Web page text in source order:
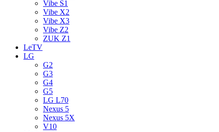
Vibe S1
Vibe X2
Vibe X3
Vibe Z2
ZUK Z1
LeTV
LG
G2
G3
G4
G5
LG L70
Nexus 5
Nexus 5X
V10